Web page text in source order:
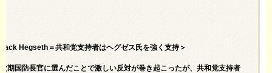
Hegseth＝共和党支持者はヘグゼス氏を強く支持＞
期国防長官に選んだことで激しい反対が巻き起こったが、共和党支持者